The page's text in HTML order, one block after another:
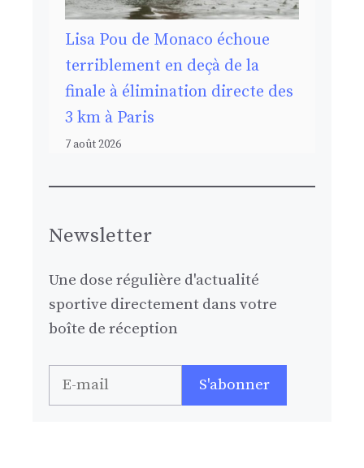
Lisa Pou de Monaco échoue
terriblement en deçà de la
finale à élimination directe des
3 km à Paris
7 août 2026
Newsletter
Une dose régulière d'actualité
sportive directement dans votre
boîte de réception